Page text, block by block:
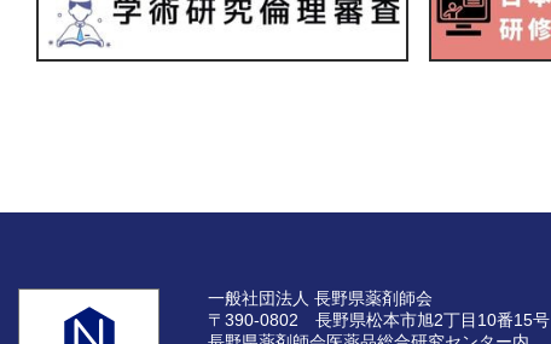
一般社団法人 長野県薬剤師会
〒390-0802 長野県松本市旭2丁目10番15号